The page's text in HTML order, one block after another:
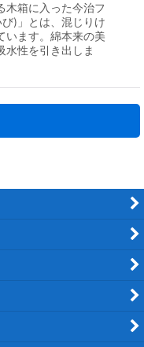
木箱に入った今治フ
)」とは、混じりけ
います。綿本来の美
水性を引き出しま